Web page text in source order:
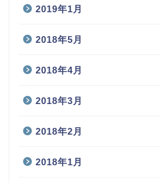
2019年1月
2018年5月
2018年4月
2018年3月
2018年2月
2018年1月